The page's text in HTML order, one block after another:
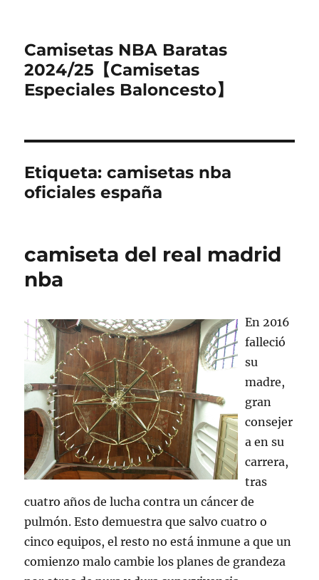
Camisetas NBA Baratas
2024/25【Camisetas
Especiales Baloncesto】
Etiqueta:camisetas nba
oficiales españa
camiseta del real madrid
nba
En 2016
falleció
su
madre,
gran
consejer
a en su
carrera,
tras
cuatro años de lucha contra un cáncer de
pulmón. Esto demuestra que salvo cuatro o
cinco equipos, el resto no está inmune a que un
comienzo malo cambie los planes de grandeza